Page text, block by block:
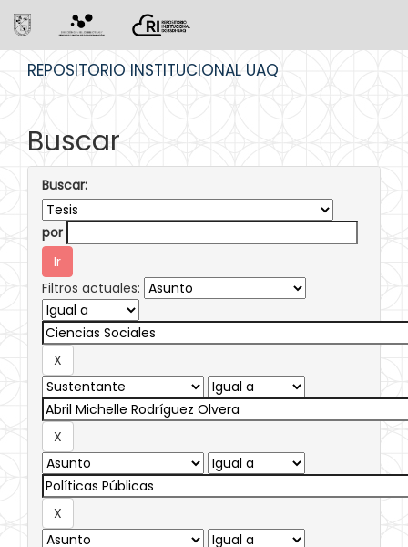
REPOSITORIO INSTITUCIONAL UAQ
Buscar
Buscar:
por
Filtros actuales: